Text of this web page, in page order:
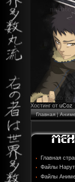
Хостинг от uCoz
Главная|
Главная
Файлы
Файлы